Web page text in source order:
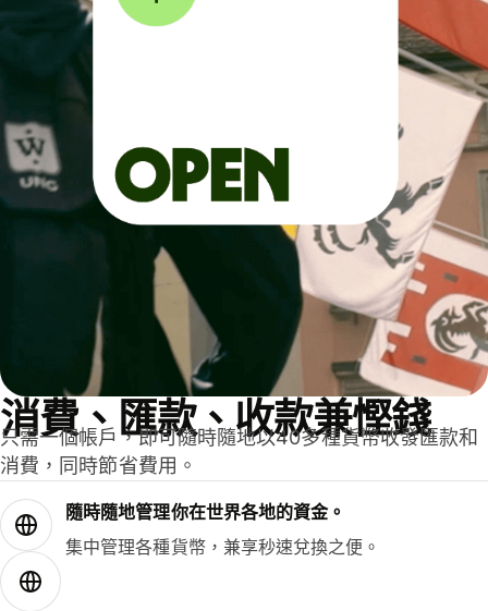
消費、匯款、收款兼慳錢
只需一個帳戶，即可隨時隨地以40多種貨幣收發匯款和
消費，同時節省費用。
隨時隨地管理你在世界各地的資金。
集中管理各種貨幣，兼享秒速兌換之便。